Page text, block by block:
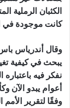
الكثبان الرملية
كانت موجودة في
وقال أندرياس
يبحث في كيفية
نفكر فيه
أعوام يبدو الآن
وفقًا لتقرير الأمم المتحدة